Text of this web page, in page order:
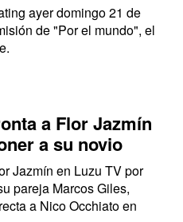
ayer domingo 21 de
de "Por el mundo", el
a Flor Jazmín
a su novio
Jazmín en Luzu TV por
pareja Marcos Giles,
a Nico Occhiato en